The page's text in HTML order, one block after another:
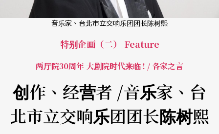
音乐家、台北市立交响乐团团长陈树熙
特别企画（二） Feature
两厅院30周年 大剧院时代来临 ! / 各家之言
创作、经营者 /音乐家、台
北市立交响乐团团长陈树熙